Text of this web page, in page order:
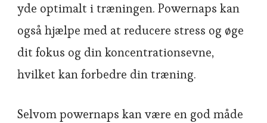
yde optimalt i træningen. Powernaps kan
også hjælpe med at reducere stress og øge
dit fokus og din koncentrationsevne,
hvilket kan forbedre din træning.
Selvom powernaps kan være en god måde